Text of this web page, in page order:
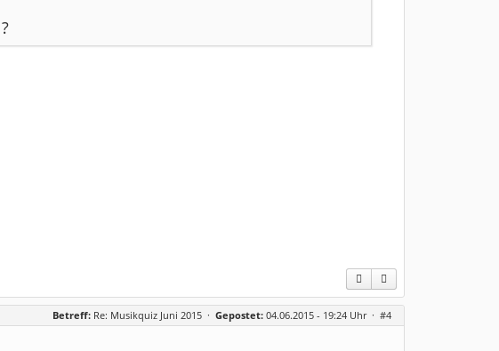
?
Betreff: Re: Musikquiz Juni 2015 · Gepostet: 04.06.2015 - 19:24 Uhr · #4